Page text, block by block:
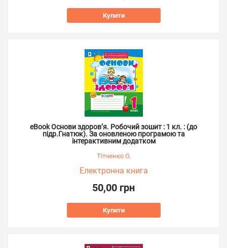
Купити
eBook Основи здоров’я. Робочий зошит : 1 кл. : (до
підр.Гнатюк). За оновленою програмою та
інтерактивним додатком
Тітченко О.
Електронна книга
50,00 грн
Купити